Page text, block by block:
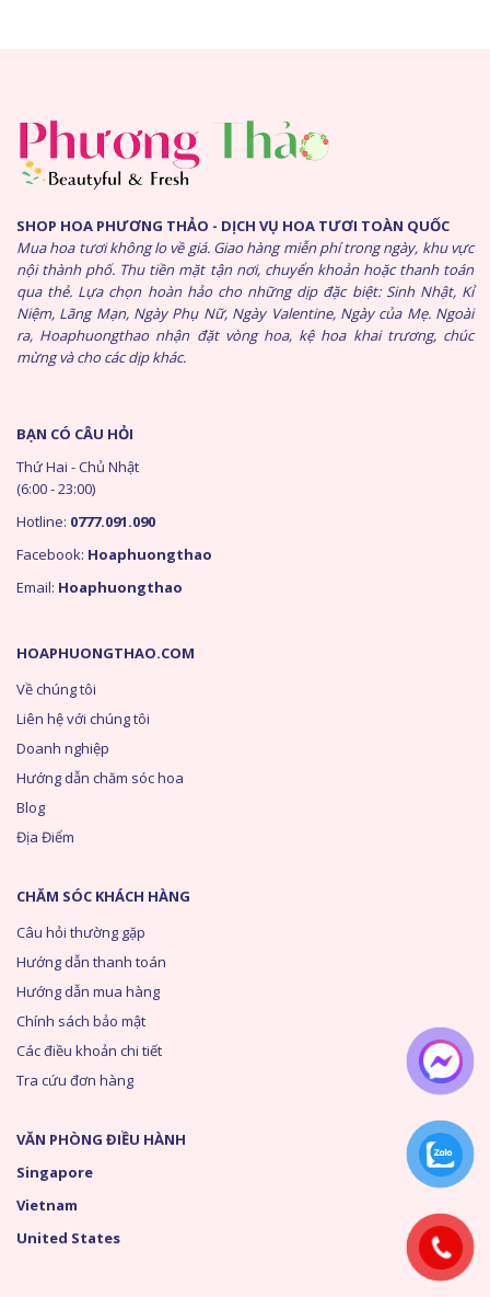
SHOP HOA PHƯƠNG THẢO - DỊCH VỤ HOA TƯƠI TOÀN QUỐC
Mua hoa tươi không lo về giá. Giao hàng miễn phí trong ngày, khu vực
nội thành phố. Thu tiền mặt tận nơi, chuyển khoản hoặc thanh toán
qua thẻ. Lựa chọn hoàn hảo cho những dịp đặc biệt: Sinh Nhật, Kỉ
Niệm, Lãng Mạn, Ngày Phụ Nữ, Ngày Valentine, Ngày của Mẹ. Ngoài
ra, Hoaphuongthao nhận đặt vòng hoa, kệ hoa khai trương, chúc
mừng và cho các dịp khác.
HOAPHUONGTHAO.COM
Về chúng tôi
Liên hệ với chúng tôi
Doanh nghiệp
Hướng dẫn chăm sóc hoa
Blog
Địa Điểm
CHĂM SÓC KHÁCH HÀNG
Câu hỏi thường gặp
Hướng dẫn thanh toán
Hướng dẫn mua hàng
Chính sách bảo mật
Các điều khoản chi tiết
Tra cứu đơn hàng
BẠN CÓ CÂU HỎI
Thứ Hai - Chủ Nhật
(6:00 - 23:00)
Hotline: 0777.091.090
Facebook: Hoaphuongthao
Email: Hoaphuongthao
VĂN PHÒNG ĐIỀU HÀNH
Singapore
Vietnam
United States